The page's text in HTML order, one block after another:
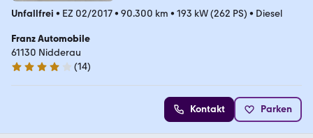
Unfallfrei • EZ 02/2017• 90.300 km • 193 kW (262 PS) • Diesel
Franz Automobile
61130 Nidderau
4 Sterne
(14)
Kontakt Parken